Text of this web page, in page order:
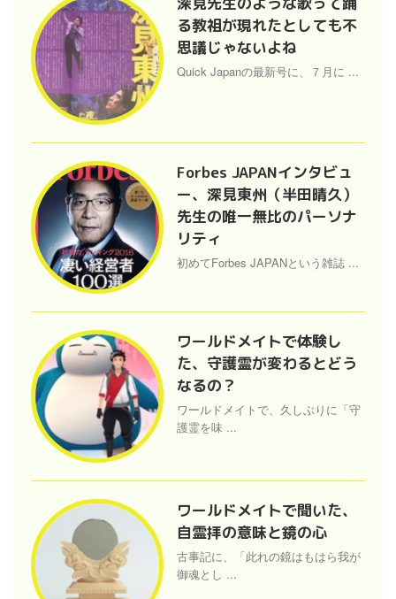
る教祖が現れたとしても不
思議じゃないよね
Quick Japanの最新号に、７月に ...
Forbes JAPANインタビュ
ー、深見東州（半田晴久）
先生の唯一無比のパーソナ
リティ
初めてForbes JAPANという雑誌 ...
ワールドメイトで体験し
た、守護霊が変わるとどう
なるの？
ワールドメイトで、久しぶりに「守
護霊を味 ...
ワールドメイトで聞いた、
自霊拝の意味と鏡の心
古事記に、「此れの鏡はもはら我が
御魂とし ...